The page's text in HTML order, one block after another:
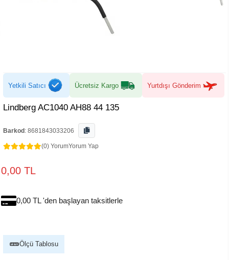
Yetkili Satıcı Ücretsiz Kargo Yurtdışı Gönderim
Lindberg AC1040 AH88 44 135
Barkod : 8681843033206
(0) YorumYorum Yap
0,00 TL
0,00 TL 'den başlayan taksitlerle
Ölçü Tablosu